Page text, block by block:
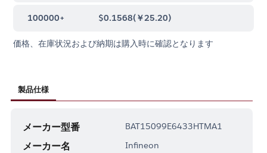
100000+ $0.1568(￥25.20)
価格、在庫状況および納期は購入時に確認となります
製品仕様
メーカー型番 BAT15099E6433HTMA1
メーカー名 Infineon